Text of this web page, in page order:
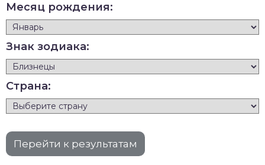
Месяц рождения:
Знак зодиака:
Страна: